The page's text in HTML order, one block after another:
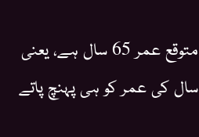
آج پاکستانیوں کی اوسط متوقع عمر 65 سال ہے، یعنی
اکثر پاکستانی صرف 65 سال کی عمر کو ہی پہنچ پاتے